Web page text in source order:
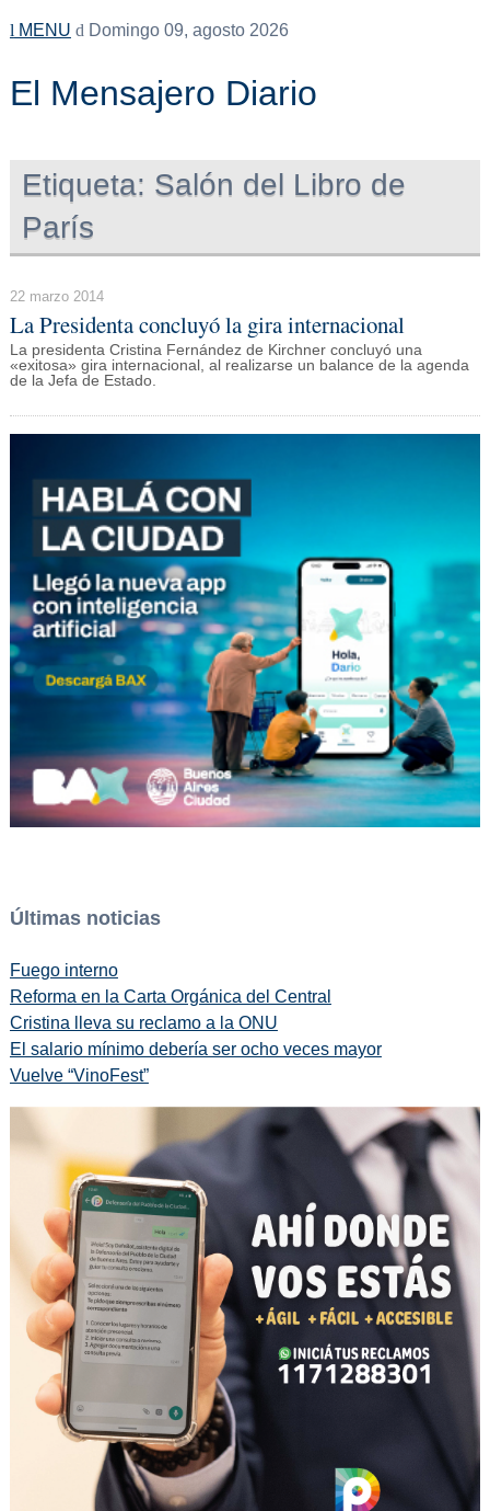
MENU Domingo 09, agosto 2026
El Mensajero Diario
Etiqueta: Salón del Libro de
París
22 marzo 2014
La Presidenta concluyó la gira internacional
La presidenta Cristina Fernández de Kirchner concluyó una
«exitosa» gira internacional, al realizarse un balance de la agenda
de la Jefa de Estado.
Últimas noticias
Fuego interno
Reforma en la Carta Orgánica del Central
Cristina lleva su reclamo a la ONU
El salario mínimo debería ser ocho veces mayor
Vuelve “VinoFest”